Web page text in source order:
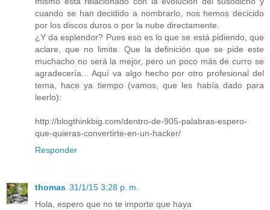
cuando se han decidido a nombrarlo, nos hemos decicido
por los discos duros o por la nube directamente.
¿Y da esplendor? Pues eso es lo que se está pidiendo, que
aclare, que no limite. Que la definición que se pide este
muchacho no será la mejor, pero un poco más de curro se
agradecería... Aquí va algo hecho por otro profesional del
tema, hace ya tiempo (vamos, que les había dado para
leerlo):
http://blogthinkbig.com/dentro-de-905-palabras-espero-
que-quieras-convertirte-en-un-hacker/
Responder
thomas 31/1/15 3:28 p. m.
Hola, espero que no te importe que haya